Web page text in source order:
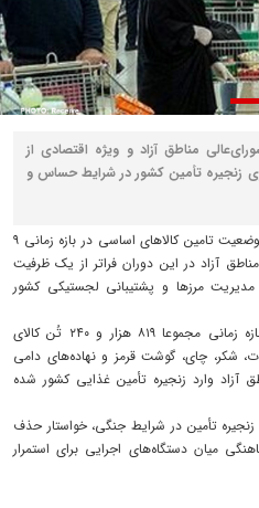
مناطق آزاد و ویژه اقتصادی از
زنجیره تأمین کشور در شرایط حساس و
به گزارش نصر ، مجید حبیبی با اشاره به وضعیت تامین کالاهای اساسی در بازه زمانی ۹
تا ۱ اردیبهشت ۱۴۰۵ گفت: مناطق آزاد در این دوران فراتر از یک ظرفیت
مدیریت مرزها و پشتیبانی لجستیکی کشور
بر اساس آمارهای منتشر شده، در این بازه زمانی مجموعا ۸۱۹ هزار و ۲۴۰ تُن کالای
شکر، چای، گوشت قرمز و نهاده‌های دامی
آزاد وارد زنجیره تأمین غذایی کشور شده
تأمین در شرایط جنگی، خواستار حذف
میان دستگاه‌های اجرایی برای استمرار